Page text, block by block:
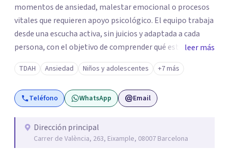
momentos de ansiedad, malestar emocional o procesos
vitales que requieren apoyo psicológico. El equipo trabaja
desde una escucha activa, sin juicios y adaptada a cada
persona, con el objetivo de comprender qué está
ocurriendo y facilitar herramientas para avanzar con
mayor equilibrio y bienestar. La intervención se realiza en
un entorno confidencial y tranquilo, cuidando el ritmo y
las necesidades de cada proceso terapéutico. En Centro
el trauma, la depresión y otros retos emocionales, así
como procesos de crecimiento personal y
leer más
TDAH Ansiedad Niños y adolescentes +7 más
Teléfono WhatsApp Email
Dirección principal
Carrer de València, 263, Eixample, 08007 Barcelona